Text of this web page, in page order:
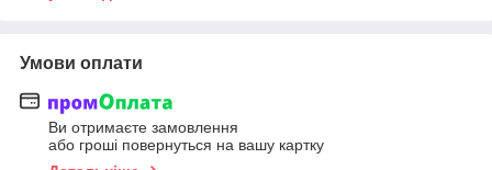
Умови оплати
Ви отримаєте замовлення
або гроші повернуться на вашу картку